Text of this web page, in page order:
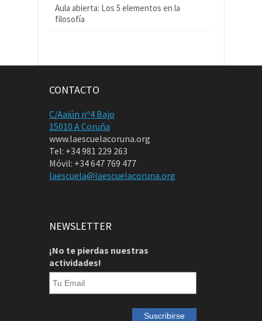
Aula abierta: Los 5 elementos en la
filosofía
CONTACTO
C/Aaiún nº4 Bajo
15010 A Coruña
www.laescuelacoruna.org
Tel: +34 981 229 263
Móvil: +34 647 769 477
laescuela@laescuelacoruna.org
NEWSLETTER
¡No te pierdas nuestras
actividades!